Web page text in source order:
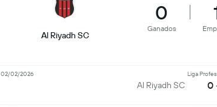
Al Riyadh SC
0
Ganados
Al Riyadh SC
Liga
0
02/02/2026